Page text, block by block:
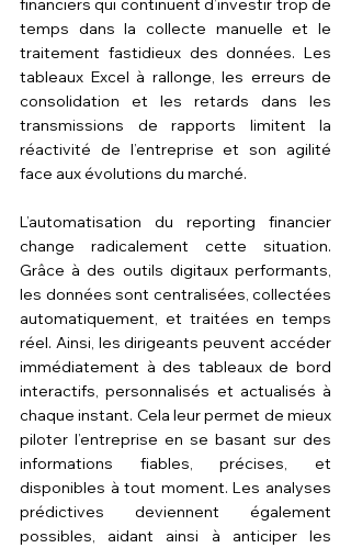
financiers qui continuent d’investir trop de
temps dans la collecte manuelle et le
traitement fastidieux des données. Les
tableaux Excel à rallonge, les erreurs de
consolidation et les retards dans les
transmissions de rapports limitent la
réactivité de l’entreprise et son agilité
face aux évolutions du marché.
L’automatisation du reporting financier
change radicalement cette situation.
Grâce à des outils digitaux performants,
les données sont centralisées, collectées
automatiquement, et traitées en temps
réel. Ainsi, les dirigeants peuvent accéder
immédiatement à des tableaux de bord
interactifs, personnalisés et actualisés à
chaque instant. Cela leur permet de mieux
piloter l’entreprise en se basant sur des
informations fiables, précises, et
disponibles à tout moment. Les analyses
prédictives deviennent également
possibles, aidant ainsi à anticiper les